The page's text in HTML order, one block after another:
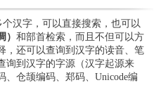
汉字，可以直接搜索，也可以
和部首检索，而且不但可以方
，还可以查询到汉字的读音、笔
询到汉字的字源（汉字起源来
仓颉编码、郑码、Unicode编